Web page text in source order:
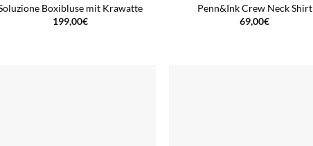
Boxibluse mit Krawatte
199,00€
Penn&Ink Crew Neck Shirt
69,00€